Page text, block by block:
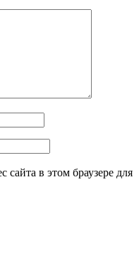
сайта в этом браузере для